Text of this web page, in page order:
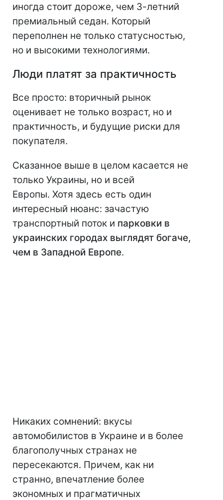
иногда стоит дороже, чем 3-летний
премиальный седан. Который
переполнен не только статусностью,
но и высокими технологиями.
Люди платят за практичность
Все просто: вторичный рынок
оценивает не только возраст, но и
практичность, и будущие риски для
покупателя.
Сказанное выше в целом касается не
только Украины, но и всей
Европы. Хотя здесь есть один
интересный нюанс: зачастую
транспортный поток и парковки в
украинских городах выглядят богаче,
чем в Западной Европе.
Никаких сомнений: вкусы
автомобилистов в Украине и в более
благополучных странах не
пересекаются. Причем, как ни
странно, впечатление более
экономных и прагматичных